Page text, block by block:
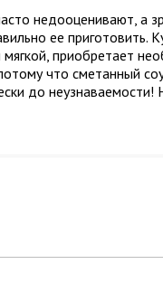
недооценивают, а
ее приготовить.
приобретает
что сметанный
до